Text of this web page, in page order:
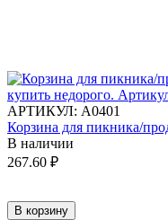
АРТИКУЛ: А0401
Корзина для пикника/
В наличии
267.60 ₽
В корзину